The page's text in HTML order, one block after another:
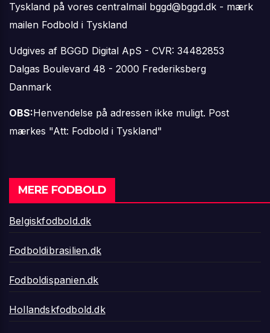
Tyskland på vores centralmail bggd@bggd.dk - mærk
mailen Fodbold i Tyskland
Udgives af BGGD Digital ApS - CVR: 34482853
Dalgas Boulevard 48 - 2000 Frederiksberg
Danmark
OBS:Henvendelse på adressen ikke muligt. Post
mærkes "Att: Fodbold i Tyskland"
MERE FODBOLD
Belgiskfodbold.dk
Fodboldibrasilien.dk
Fodboldispanien.dk
Hollandskfodbold.dk